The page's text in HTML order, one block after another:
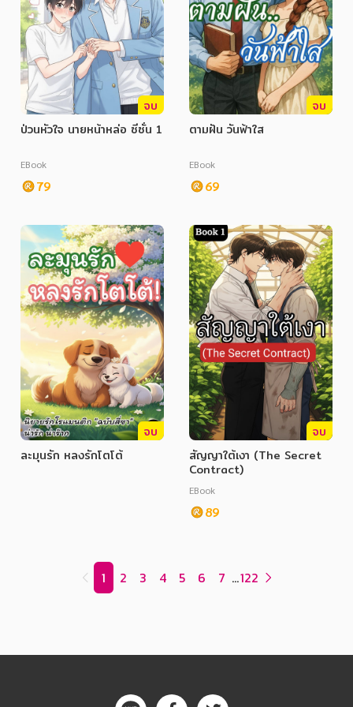
จบ
ป่วนหัวใจ นายหน้าหล่อ ซีซั่น 1
EBook
79
จบ
ตามฝัน วันฟ้าใส
EBook
69
จบ
ละมุนรัก หลงรักโตโต้
จบ
สัญญาใต้เงา (The Secret
Contract)
EBook
89
1 2 3 4 5 6 7 ...122